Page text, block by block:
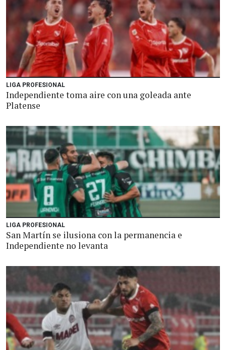
LIGA PROFESIONAL
Independiente toma aire con una goleada ante
Platense
LIGA PROFESIONAL
San Martín se ilusiona con la permanencia e
Independiente no levanta